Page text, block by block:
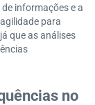
informações e a
para
que as análises
no